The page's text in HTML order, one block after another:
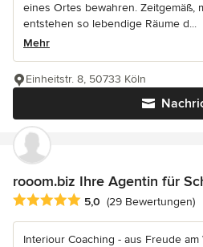
eines Ortes bewahren. Zeitgemäß,
entstehen so lebendige Räume d...
Mehr
Einheitstr. 8, 50733 Köln
rooom.biz Ihre Agentin für
Durchschnittliche Bewertung: 5
5,0 (29 Bewertungen)
Interiour Coaching - aus Freude